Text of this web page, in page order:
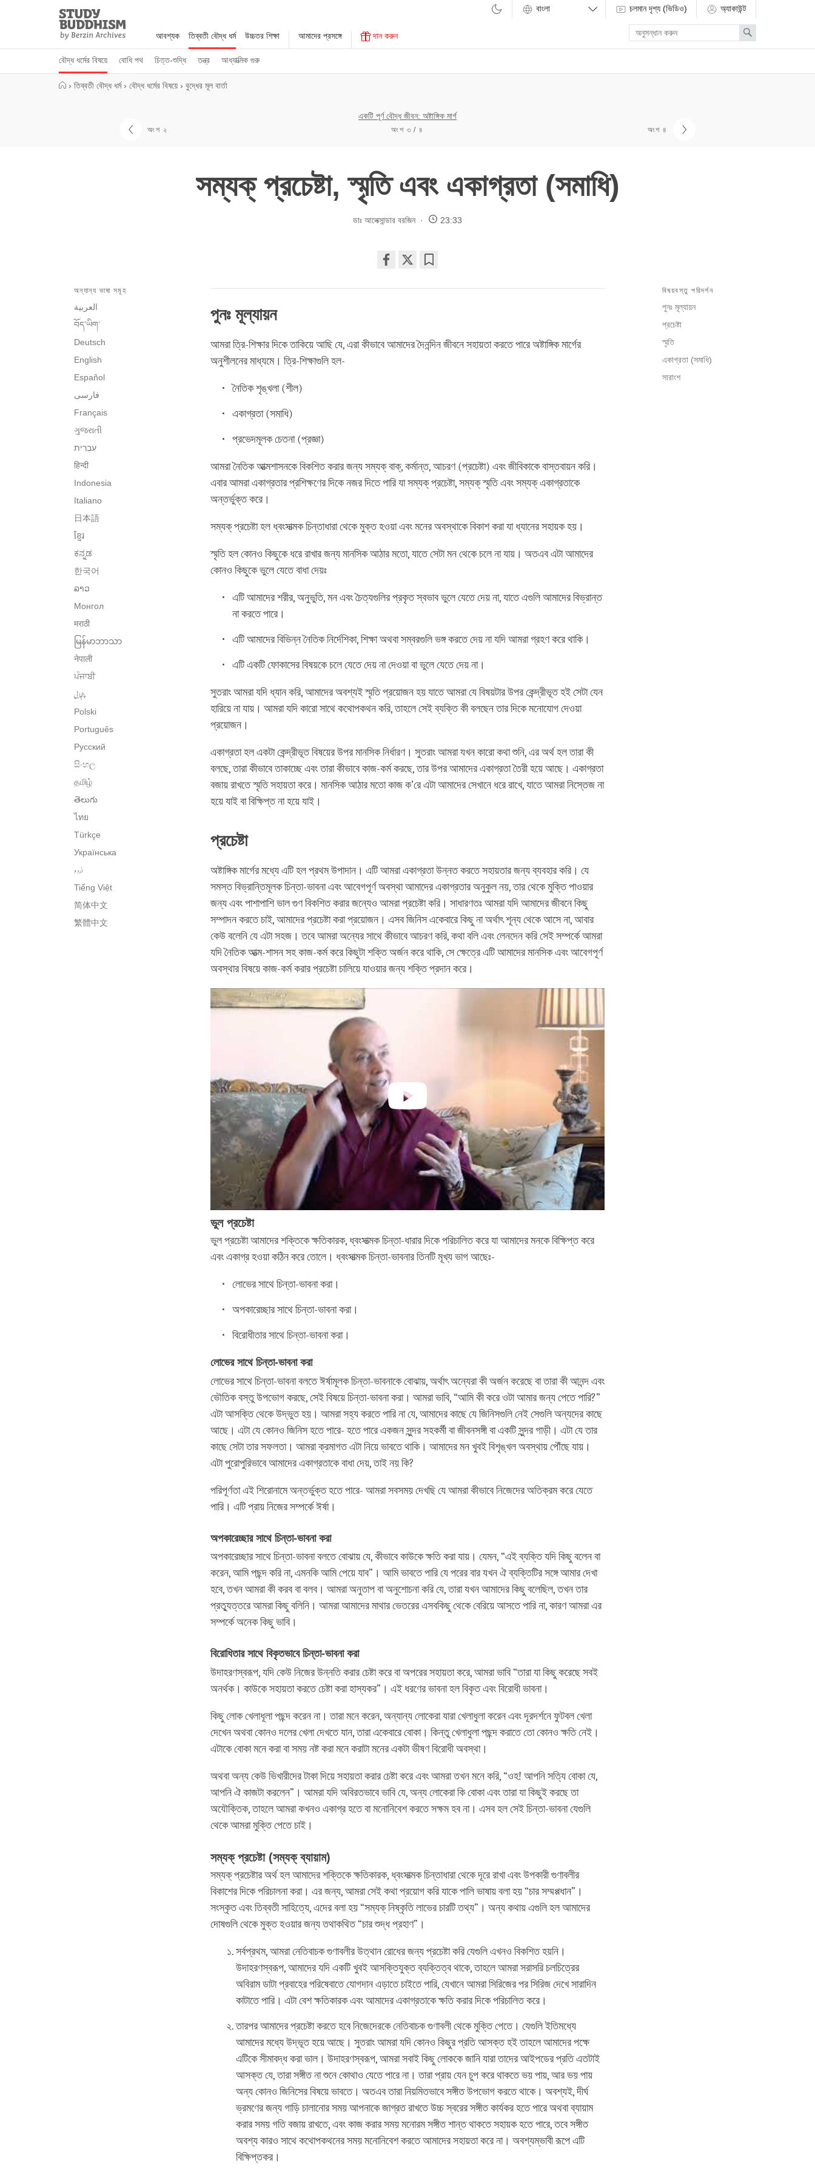
Study
Buddhism
Home
আবশ্যক তিব্বতী বৌদ্ধ ধর্ম
বৌদ্ধ ধর্মের বিষয়ে বোধি পথ চিত্ত-শুদ্ধি তন্ত্র আধ্যাত্মিক গুরু
উচ্চতর শিক্ষা আমাদের প্রসঙ্গে দান করুন
চলমান দৃশ্য (ভিডিও) অ্যাকাউন্ট
Enter
search
term
Search
› তিব্বতী বৌদ্ধ ধর্ম › বৌদ্ধ ধর্মের বিষয়ে › বুদ্ধের মূল বার্তা
অংশ ২
একটি পূর্ণ বৌদ্ধ জীবন: অষ্টাঙ্গিক মার্গ
অংশ ৩ / ৪ অংশ ৪
সম্যক্‌ প্রচেষ্টা, স্মৃতি এবং একাগ্রতা (সমাধি)
ডাঃ আলেক্সান্ডার বরজিন 23:33
on
বিষয়বস্তু পরিদর্শন
পুনঃ মূল্যায়ন
প্রচেষ্টা
স্মৃতি
একাগ্রতা (সমাধি)
সারাংশ
অন্যান্য ভাষা সমূহ
العربية
བོད་ཡིག་
Deutsch
English
Español
فارسی
Français
ગુજરાતી
हिन्दी
Indonesia
Italiano
日本語
ខ្មែរ
ಕನ್ನಡ
한국어
ລາວ
Монгол
मराठी
မြန်မာဘာသာ
नेपाली
ਪੰਜਾਬੀ
پنجابی
Polski
Português
Русский
සිංහල
தமிழ்
తెలుగు
ไทย
Türkçe
Українська
اُردو
Tiếng Việt
简体中文
繁體中文
পুনঃ মূল্যায়ন
আমরা ত্রি-শিক্ষার দিকে তাকিয়ে আছি যে, এরা কীভাবে আমাদের দৈনন্দিন জীবনে সহায়তা করতে পারে অষ্টাঙ্গিক মার্গের
অনুশীলনের মাধ্যমে। ত্রি-শিক্ষাগুলি হল-
নৈতিক শৃঙ্খলা (শীল)
একাগ্রতা (সমাধি)
প্রভেদমূলক চেতনা (প্রজ্ঞা)
আমরা নৈতিক আত্মশাসনকে বিকশিত করার জন্য সম্যক্‌ বাক্‌, কর্মান্ত, আচরণ (প্রচেষ্টা) এবং জীবিকাকে বাস্তবায়ন করি।
এবার আমরা একাগ্রতার প্রশিক্ষণের দিকে নজর দিতে পারি যা সম্যক্‌ প্রচেষ্টা, সম্যক্‌ স্মৃতি এবং সম্যক্‌ একাগ্রতাকে
অন্তর্ভুক্ত করে।
সম্যক্‌ প্রচেষ্টা হল ধ্বংসাত্মক চিন্তাধারা থেকে মুক্ত হওয়া এবং মনের অবস্থাকে বিকাশ করা যা ধ্যানের সহায়ক হয়।
স্মৃতি হল কোনও কিছুকে ধরে রাখার জন্য মানসিক আঠার মতো, যাতে সেটা মন থেকে চলে না যায়। অতএব এটা আমাদের
কোনও কিছুকে ভুলে যেতে বাধা দেয়ঃ
এটি আমাদের শরীর, অনুভুতি, মন এবং চৈত্যগুলির প্রকৃত স্বভাব ভুলে যেতে দেয় না, যাতে এগুলি আমাদের বিভ্রান্ত
না করতে পারে।
এটি আমাদের বিভিন্ন নৈতিক নির্দেশিকা, শিক্ষা অথবা সম্বরগুলি ভঙ্গ করতে দেয় না যদি আমরা গ্রহণ করে থাকি।
এটি একটি ফোকাসের বিষয়কে চলে যেতে দেয় না দেওয়া বা ভুলে যেতে দেয় না।
সুতরাং আমরা যদি ধ্যান করি, আমাদের অবশ্যই স্মৃতি প্রয়োজন হয় যাতে আমরা যে বিষয়টার উপর কেন্দ্রীভূত হই সেটা যেন
হারিয়ে না যায়। আমরা যদি কারো সাথে কথোপকথন করি, তাহলে সেই ব্যক্তি কী বলছেন তার দিকে মনোযোগ দেওয়া
প্রয়োজন।
একাগ্রতা হল একটা কেন্দ্রীভূত বিষয়ের উপর মানসিক নির্ধারণ। সুতরাং আমরা যখন কারো কথা শুনি, এর অর্থ হল তারা কী
বলছে, তারা কীভাবে তাকাচ্ছে এবং তারা কীভাবে কাজ-কর্ম করছে, তার উপর আমাদের একাগ্রতা তৈরী হয়ে আছে। একাগ্রতা
বজায় রাখতে স্মৃতি সহায়তা করে। মানসিক আঠার মতো কাজ ক’রে এটা আমাদের সেখানে ধরে রাখে, যাতে আমরা নিস্তেজ না
হয়ে যাই বা বিক্ষিপ্ত না হয়ে যাই।
প্রচেষ্টা
অষ্টাঙ্গিক মার্গের মধ্যে এটি হল প্রথম উপাদান। এটি আমরা একাগ্রতা উন্নত করতে সহায়তার জন্য ব্যবহার করি। যে
সমস্ত বিভ্রান্তিমূলক চিন্তা-ভাবনা এবং আবেগপূর্ণ অবস্থা আমাদের একাগ্রতার অনুকুল নয়, তার থেকে মুক্তি পাওয়ার
জন্য এবং পাশাপাশি ভাল গুণ বিকশিত করার জন্যেও আমরা প্রচেষ্টা করি। সাধারণতঃ আমরা যদি আমাদের জীবনে কিছু
সম্পাদন করতে চাই, আমাদের প্রচেষ্টা করা প্রয়োজন। এসব জিনিস একেবারে কিছু না অর্থাৎ শূন্য থেকে আসে না, আবার
কেউ বলেনি যে এটা সহজ। তবে আমরা অন্যের সাথে কীভাবে আচরণ করি, কথা বলি এবং লেনদেন করি সেই সম্পর্কে আমরা
যদি নৈতিক আত্ম-শাসন সহ কাজ-কর্ম করে কিছুটা শক্তি অর্জন করে থাকি, সে ক্ষেত্রে এটি আমাদের মানসিক এবং আবেগপূর্ণ
অবস্থার বিষয়ে কাজ-কর্ম করার প্রচেষ্টা চালিয়ে যাওয়ার জন্য শক্তি প্রদান করে।
ভুল প্রচেষ্টা
ভুল প্রচেষ্টা আমাদের শক্তিকে ক্ষতিকারক, ধ্বংসাত্মক চিন্তা-ধারার দিকে পরিচালিত করে যা আমাদের মনকে বিক্ষিপ্ত করে
এবং একাগ্র হওয়া কঠিন করে তোলে। ধ্বংসাত্মক চিন্তা-ভাবনার তিনটি মূখ্য ভাগ আছেঃ-
লোভের সাথে চিন্তা-ভাবনা করা।
অপকারেচ্ছার সাথে চিন্তা-ভাবনা করা।
বিরোধীতার সাথে চিন্তা-ভাবনা করা।
লোভের সাথে চিন্তা-ভাবনা করা
লোভের সাথে চিন্তা-ভাবনা বলতে ঈর্ষামূলক চিন্তা-ভাবনাকে বোঝায়, অর্থাৎ অন্যেরা কী অর্জন করেছে বা তারা কী আনন্দ এবং
ভৌতিক বস্তু উপভোগ করছে, সেই বিষয়ে চিন্তা-ভাবনা করা। আমরা ভাবি, “আমি কী করে ওটা আমার জন্য পেতে পারি?”
এটা আসক্তি থেকে উদ্ভুত হয়। আমরা সহ্য করতে পারি না যে, আমাদের কাছে যে জিনিসগুলি নেই সেগুলি অন্যদের কাছে
আছে। এটা যে কোনও জিনিস হতে পারে- হতে পারে একজন সুন্দর সহকর্মী বা জীবনসঙ্গী বা একটি সুন্দর গাড়ী। এটা যে তার
কাছে সেটা তার সফলতা। আমরা ক্রমাগত এটা নিয়ে ভাবতে থাকি। আমাদের মন খুবই বিশৃঙ্খল অবস্থায় পৌঁছে যায়।
এটা পুরোপুরিভাবে আমাদের একাগ্রতাকে বাধা দেয়, তাই নয় কি?
পরিপূর্ণতা এই শিরোনামে অন্তর্ভুক্ত হতে পারে- আমরা সবসময় দেখছি যে আমরা কীভাবে নিজেদের অতিক্রম করে যেতে
পারি। এটি প্রায় নিজের সম্পর্কে ঈর্ষা।
অপকারেচ্ছার সাথে চিন্তা-ভাবনা করা
অপকারেচ্ছার সাথে চিন্তা-ভাবনা বলতে বোঝায় যে, কীভাবে কাউকে ক্ষতি করা যায়। যেমন, “এই ব্যক্তি যদি কিছু বলেন বা
করেন, আমি পছন্দ করি না, এমনকি আমি পেয়ে যাব”। আমি ভাবতে পারি যে পরের বার যখন ঐ ব্যক্তিটির সঙ্গে আমার দেখা
হবে, তখন আমরা কী করব বা বলব। আমরা অনুতাপ বা অনুশোচনা করি যে, তারা যখন আমাদের কিছু বলেছিল, তখন তার
প্রত্যুত্তরে আমরা কিছু বলিনি। আমরা আমাদের মাথার ভেতরের এসবকিছু থেকে বেরিয়ে আসতে পারি না, কারণ আমরা এর
সম্পর্কে অনেক কিছু ভাবি।
বিরোধিতার সাথে বিকৃতভাবে চিন্তা-ভাবনা করা
উদাহরণস্বরূপ, যদি কেউ নিজের উন্নতি করার চেষ্টা করে বা অপরের সহায়তা করে, আমরা ভাবি “তারা যা কিছু করেছে সবই
অনর্থক। কাউকে সহায়তা করতে চেষ্টা করা হাস্যকর”। এই ধরণের ভাবনা হল বিকৃত এবং বিরোধী ভাবনা।
কিছু লোক খেলাধূলা পছন্দ করেন না। তারা মনে করেন, অন্যান্য লোকেরা যারা খেলাধুলা করেন এবং দূরদর্শনে ফুটবল খেলা
দেখেন অথবা কোনও দলের খেলা দেখতে যান, তারা একেবারে বোকা। কিন্তু খেলাধুলা পছন্দ করাতে তো কোনও ক্ষতি নেই।
এটাকে বোকা মনে করা বা সময় নষ্ট করা মনে করাটা মনের একটা ভীষণ বিরোধী অবস্থা।
অথবা অন্য কেউ ভিখারীদের টাকা দিয়ে সহায়তা করার চেষ্টা করে এবং আমরা তখন মনে করি, “ওহ! আপনি সত্যি বোকা যে,
আপনি ঐ কাজটা করলেন”। আমরা যদি অবিরতভাবে ভাবি যে, অন্য লোকেরা কি বোকা এবং তারা যা কিছুই করছে তা
অযৌক্তিক, তাহলে আমরা কখনও একাগ্র হতে বা মনোনিবেশ করতে সক্ষম হব না। এসব হল সেই চিন্তা-ভাবনা যেগুলি
থেকে আমরা মুক্তি পেতে চাই।
সম্যক্‌ প্রচেষ্টা(সম্যক্‌ ব্যায়াম)
সম্যক্‌ প্রচেষ্টার অর্থ হল আমাদের শক্তিকে ক্ষতিকারক, ধ্বংসাত্মক চিন্তাধারা থেকে দূরে রাখা এবং উপকারী গুণাবলীর
বিকাশের দিকে পরিচালনা করা। এর জন্য, আমরা সেই কথা প্রয়োগ করি যাকে পালি ভাষায় বলা হয় “চার সম্মপ্পধান”।
সংস্কৃত এবং তিব্বতী সাহিত্যে, এদের বলা হয় “সম্যক্‌ নিষ্কৃতি লাভের চারটি তথ্য”। অন্য কথায় এগুলি হল আমাদের
দোষগুলি থেকে মুক্ত হওয়ার জন্য তথাকথিত “চার শুদ্ধ প্রহাণ”।
সর্বপ্রথম, আমরা নেতিবাচক গুণাবলীর উত্থান রোধের জন্য প্রচেষ্টা করি যেগুলি এখনও বিকশিত হয়নি।
উদাহরণস্বরূপ, আমাদের যদি একটি খুবই আসক্তিযুক্ত ব্যক্তিত্ব থাকে, তাহলে আমরা সরাসরি চলচিত্রের
অবিরাম ডাটা প্রবাহের পরিষেবাতে যোগদান এড়াতে চাইতে পারি, যেখানে আমরা সিরিজের পর সিরিজ দেখে সারাদিন
কাটাতে পারি। এটা বেশ ক্ষতিকারক এবং আমাদের একাগ্রতাকে ক্ষতি করার দিকে পরিচালিত করে।
তারপর আমাদের প্রচেষ্টা করতে হবে নিজেদেরকে নেতিবাচক গুণাবলী থেকে মুক্তি পেতে। যেগুলি ইতিমধ্যে
আমাদের মধ্যে উদ্ভূত হয়ে আছে। সুতরাং আমরা যদি কোনও কিছুর প্রতি আসক্ত হই তাহলে আমাদের পক্ষে
এটিকে সীমাবদ্ধ করা ভাল। উদাহরণস্বরূপ, আমরা সবাই কিছু লোককে জানি যারা তাদের আইপডের প্রতি এতটাই
আসক্ত যে, তারা সঙ্গীত না শুনে কোথাও যেতে পারে না। তারা প্রায় যেন চুপ করে থাকতে ভয় পায়, আর ভয় পায়
অন্য কোনও জিনিসের বিষয়ে ভাবতে। অতএব তারা নিয়মিতভাবে সঙ্গীত উপভোগ করতে থাকে। অবশ্যই, দীর্ঘ
ভ্রমণের জন্য গাড়ি চালানোর সময় আপনাকে জাগ্রত রাখতে উচ্চ স্বরের সঙ্গীত কার্যকর হতে পারে অথবা ব্যায়াম
করার সময় গতি বজায় রাখতে, এবং কাজ করার সময় মনোরম সঙ্গীত শান্ত থাকতে সহায়ক হতে পারে, তবে সঙ্গীত
অবশ্য কারও সাথে কথোপকথনের সময় মনোনিবেশ করতে আমাদের সহায়তা করে না। অবশ্যম্ভাবী রূপে এটি
বিক্ষিপ্তকর।